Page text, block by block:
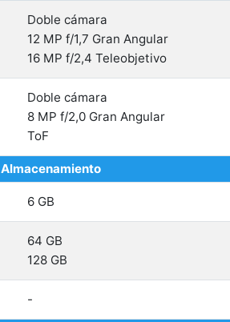
Doble cámara
12 MP f/1,7 Gran Angular
16 MP f/2,4 Teleobjetivo
Doble cámara
8 MP f/2,0 Gran Angular
ToF
Almacenamiento
6 GB
64 GB
128 GB
-